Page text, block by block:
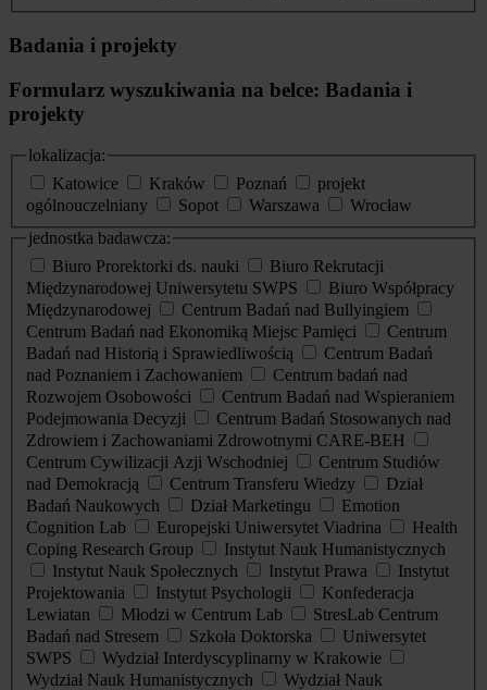
Badania i projekty
Formularz wyszukiwania na belce: Badania i
projekty
lokalizacja:
Katowice
Kraków Poznań
projekt
ogólnouczelniany
Sopot Warszawa
Wrocław
jednostka badawcza:
Biuro Prorektorki ds. nauki
Biuro Rekrutacji
Międzynarodowej Uniwersytetu SWPS
Biuro Współpracy
Międzynarodowej
Centrum Badań nad Bullyingiem
Centrum Badań nad Ekonomiką Miejsc Pamięci
Centrum
Badań nad Historią i Sprawiedliwością
Centrum Badań
nad Poznaniem i Zachowaniem
Centrum badań nad
Rozwojem Osobowości
Centrum Badań nad Wspieraniem
Podejmowania Decyzji
Centrum Badań Stosowanych nad
Zdrowiem i Zachowaniami Zdrowotnymi CARE-BEH
Centrum Cywilizacji Azji Wschodniej
Centrum Studiów
nad Demokracją
Centrum Transferu Wiedzy
Dział
Badań Naukowych
Dział Marketingu
Emotion
Cognition Lab
Europejski Uniwersytet Viadrina
Health
Coping Research Group
Instytut Nauk Humanistycznych
Instytut Nauk Społecznych
Instytut Prawa
Instytut
Projektowania
Instytut Psychologii
Konfederacja
Lewiatan
Młodzi w Centrum Lab
StresLab Centrum
Badań nad Stresem
Szkoła Doktorska
Uniwersytet
SWPS
Wydział Interdyscyplinarny w Krakowie
Wydział Nauk Humanistycznych
Wydział Nauk